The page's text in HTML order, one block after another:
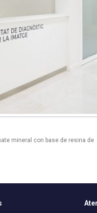
mineral con base de resina de